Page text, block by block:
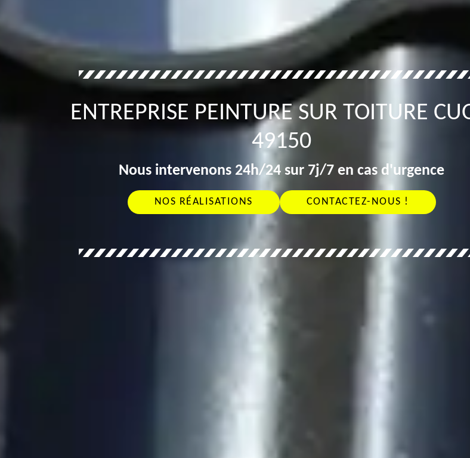
ENTREPRISE PEINTURE SUR TOITURE
49150
Nous intervenons 24h/24 sur 7j/7 en cas d'urgence
NOS RÉALISATIONS CONTACTEZ-NOUS !